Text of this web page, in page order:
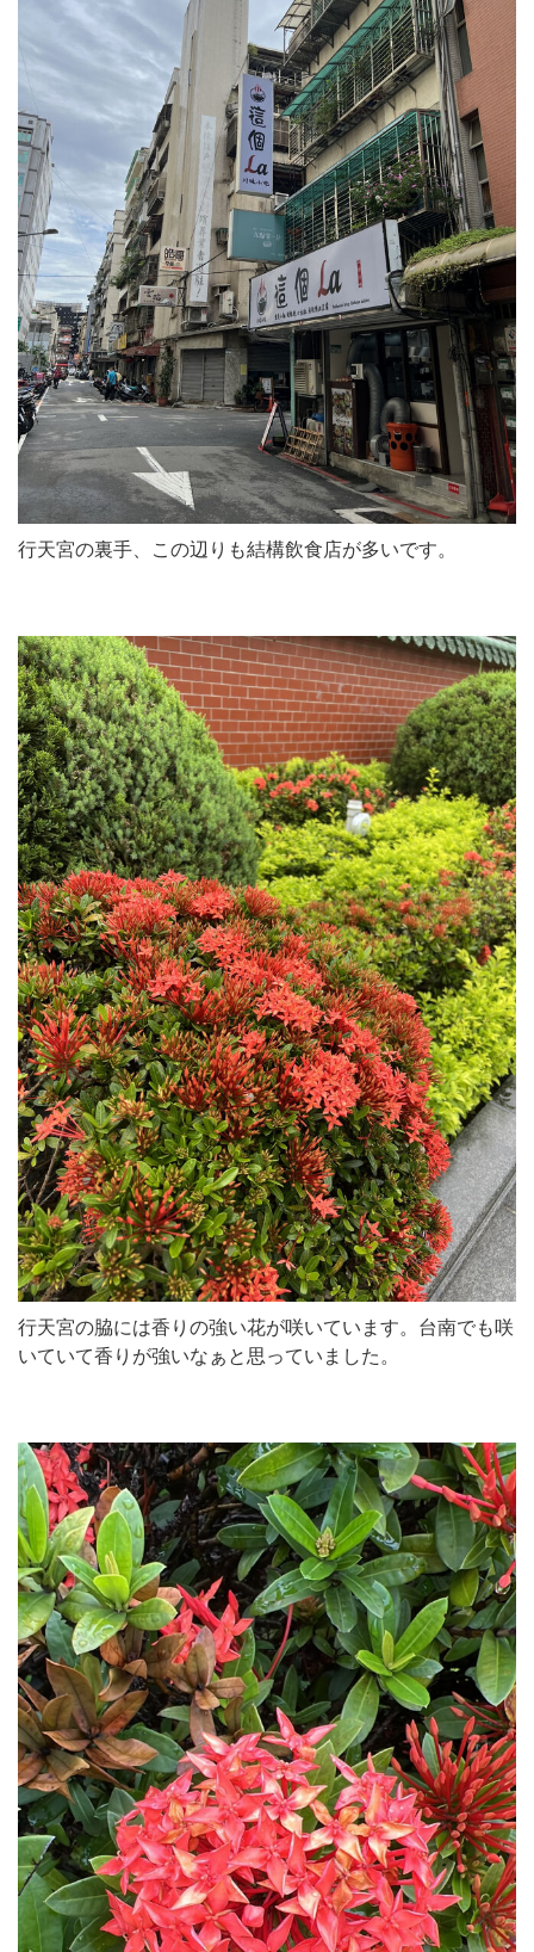
行天宮の裏手、この辺りも結構飲食店が多いです。
行天宮の脇には香りの強い花が咲いています。台南でも咲
いていて香りが強いなぁと思っていました。